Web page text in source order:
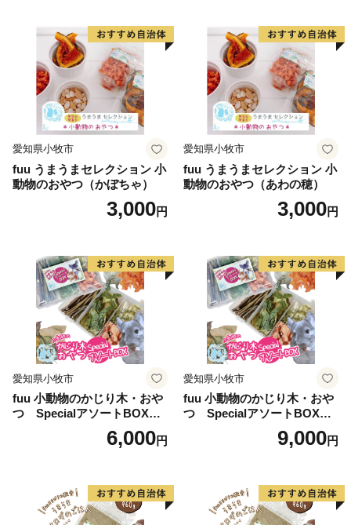
愛知県小牧市
fuu うまうまセレクション 小
動物のおやつ（かぼちゃ）
3,000円
愛知県小牧市
fuu うまうまセレクション 小
動物のおやつ（あわの穂）
3,000円
愛知県小牧市
fuu 小動物のかじり木・おや
つ SpecialアソートBOX（1
6,000円
愛知県小牧市
fuu 小動物のかじり木・おや
つ SpecialアソートBOX（2
9,000円